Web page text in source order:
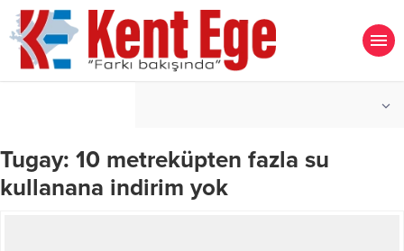
Tugay: 10 metreküpten fazla su
kullanana indirim yok